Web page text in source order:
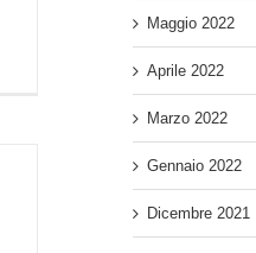
Maggio 2022
Aprile 2022
Marzo 2022
Gennaio 2022
Dicembre 2021